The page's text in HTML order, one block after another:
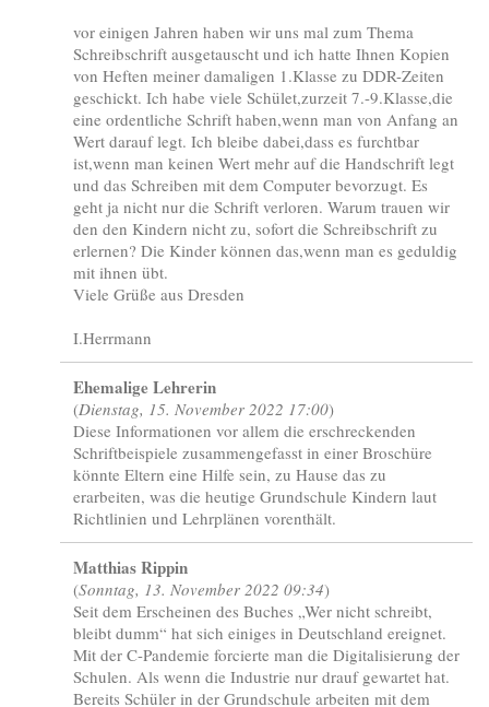
vor einigen Jahren haben wir uns mal zum Thema
Schreibschrift ausgetauscht und ich hatte Ihnen Kopien
von Heften meiner damaligen 1.Klasse zu DDR-Zeiten
geschickt. Ich habe viele Schület,zurzeit 7.-9.Klasse,die
eine ordentliche Schrift haben,wenn man von Anfang an
Wert darauf legt. Ich bleibe dabei,dass es furchtbar
ist,wenn man keinen Wert mehr auf die Handschrift legt
und das Schreiben mit dem Computer bevorzugt. Es
geht ja nicht nur die Schrift verloren. Warum trauen wir
den den Kindern nicht zu, sofort die Schreibschrift zu
erlernen? Die Kinder können das,wenn man es geduldig
mit ihnen übt.
Viele Grüße aus Dresden
I.Herrmann
Ehemalige Lehrerin
(Dienstag, 15. November 2022 17:00)
Diese Informationen vor allem die erschreckenden
Schriftbeispiele zusammengefasst in einer Broschüre
könnte Eltern eine Hilfe sein, zu Hause das zu
erarbeiten, was die heutige Grundschule Kindern laut
Richtlinien und Lehrplänen vorenthält.
Matthias Rippin
(Sonntag, 13. November 2022 09:34)
Seit dem Erscheinen des Buches „Wer nicht schreibt,
bleibt dumm“ hat sich einiges in Deutschland ereignet.
Mit der C-Pandemie forcierte man die Digitalisierung der
Schulen. Als wenn die Industrie nur drauf gewartet hat.
Bereits Schüler in der Grundschule arbeiten mit dem